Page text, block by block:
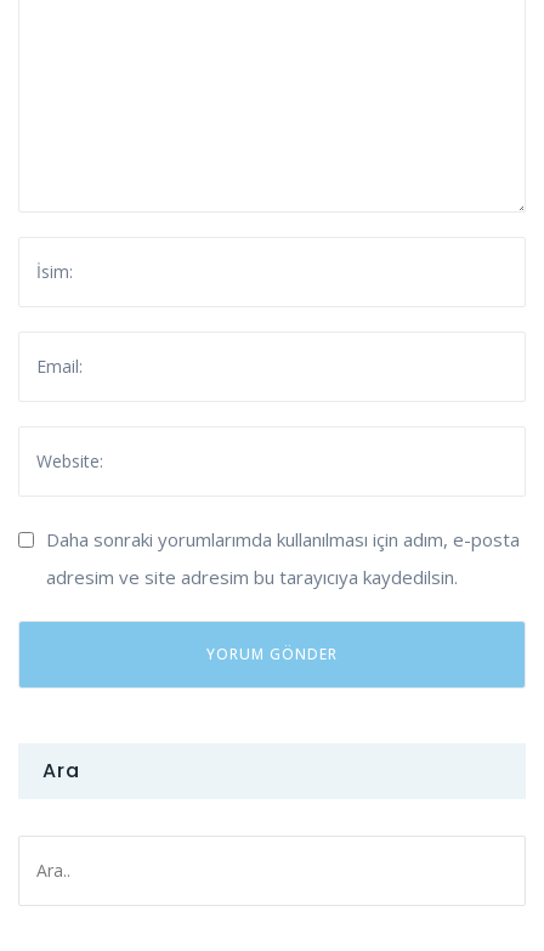
Daha sonraki yorumlarımda kullanılması için adım, e-posta
adresim ve site adresim bu tarayıcıya kaydedilsin.
Ara